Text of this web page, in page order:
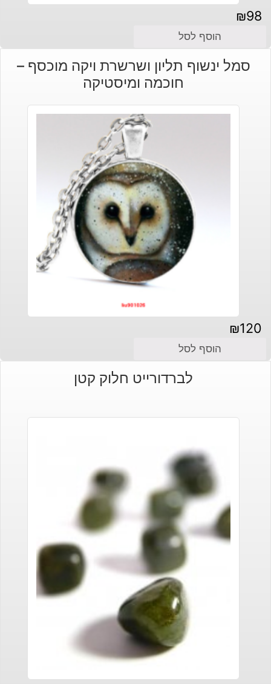
₪98
הוסף לסל
סמל ינשוף תליון ושרשרת ויקה מוכסף –
חוכמה ומיסטיקה
₪120
הוסף לסל
לברדורייט חלוק קטן